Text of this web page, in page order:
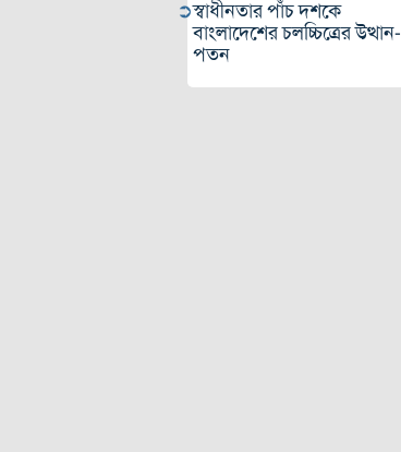
স্বাধীনতার পাঁচ দশকে
বাংলাদেশের চলচ্চিত্রের উত্থান-
পতন